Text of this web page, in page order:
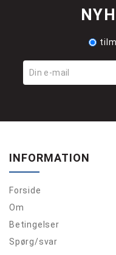
INFORMATION
Forside
Om
Betingelser
Spørg/svar